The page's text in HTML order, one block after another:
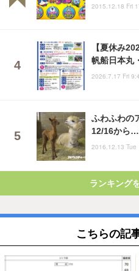
2015.12.18 Fri
【夏休み
帆船日本丸
2026.7.17 Fri
ふわふわの
12/16から
2016.12.13 Tue
ランキング
こちらの記